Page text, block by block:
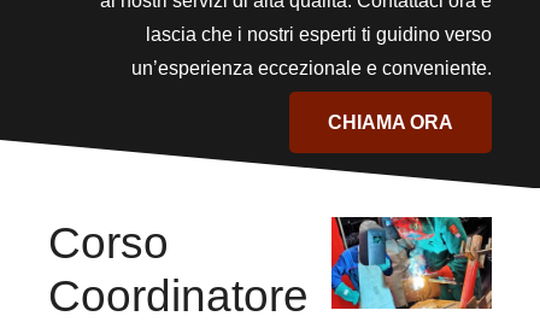
lascia che i nostri esperti ti guidino verso
un’esperienza eccezionale e conveniente.
CHIAMA ORA
Corso
Coordinatore